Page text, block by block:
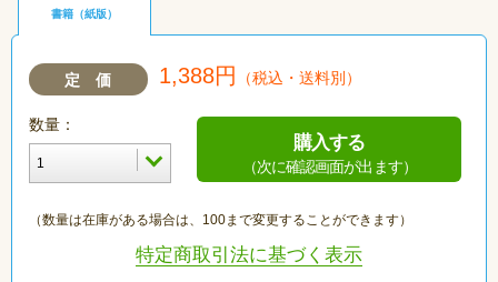
書籍（紙版）
定 価 1,388円 （税込・送料別）
数量：
購入する
（次に確認画面が出ます）
（数量は在庫がある場合は、100まで変更することができます）
特定商取引法に基づく表示